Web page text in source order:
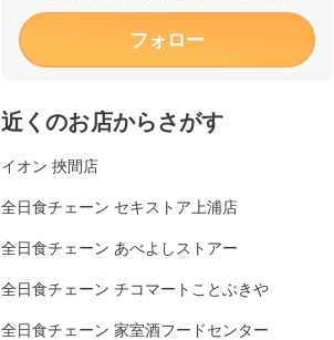
フォロー
近くのお店からさがす
イオン 挾間店
全日食チェーン セキストア上浦店
全日食チェーン あべよしストアー
全日食チェーン チコマートことぶきや
全日食チェーン 家室酒フードセンター